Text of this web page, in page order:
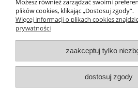
InterPromo MARTA POPIELA-
pokaż pełną wersję
Możesz również zarządzać swoimi
plików cookies, klikając „Dostosuj zgody”.
Więcej informacji o plikach cookies
prywatności
zaakceptuj tylko
dostosuj zgody